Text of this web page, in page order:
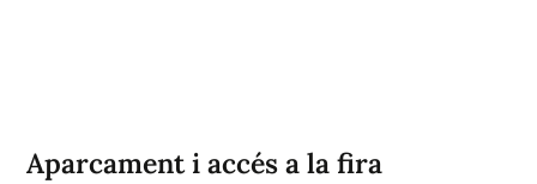
Aparcament i accés a la fira